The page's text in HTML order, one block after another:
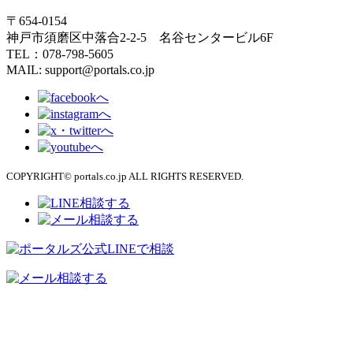
〒654-0154
神戸市須磨区中落合2-2-5 名谷センタービル6F
TEL：078-798-5605
MAIL: support@portals.co.jp
COPYRIGHT© portals.co.jp ALL RIGHTS RESERVED.